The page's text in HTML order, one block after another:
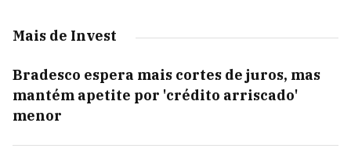
Mais de Invest
Bradesco espera mais cortes de juros, mas
mantém apetite por 'crédito arriscado'
menor